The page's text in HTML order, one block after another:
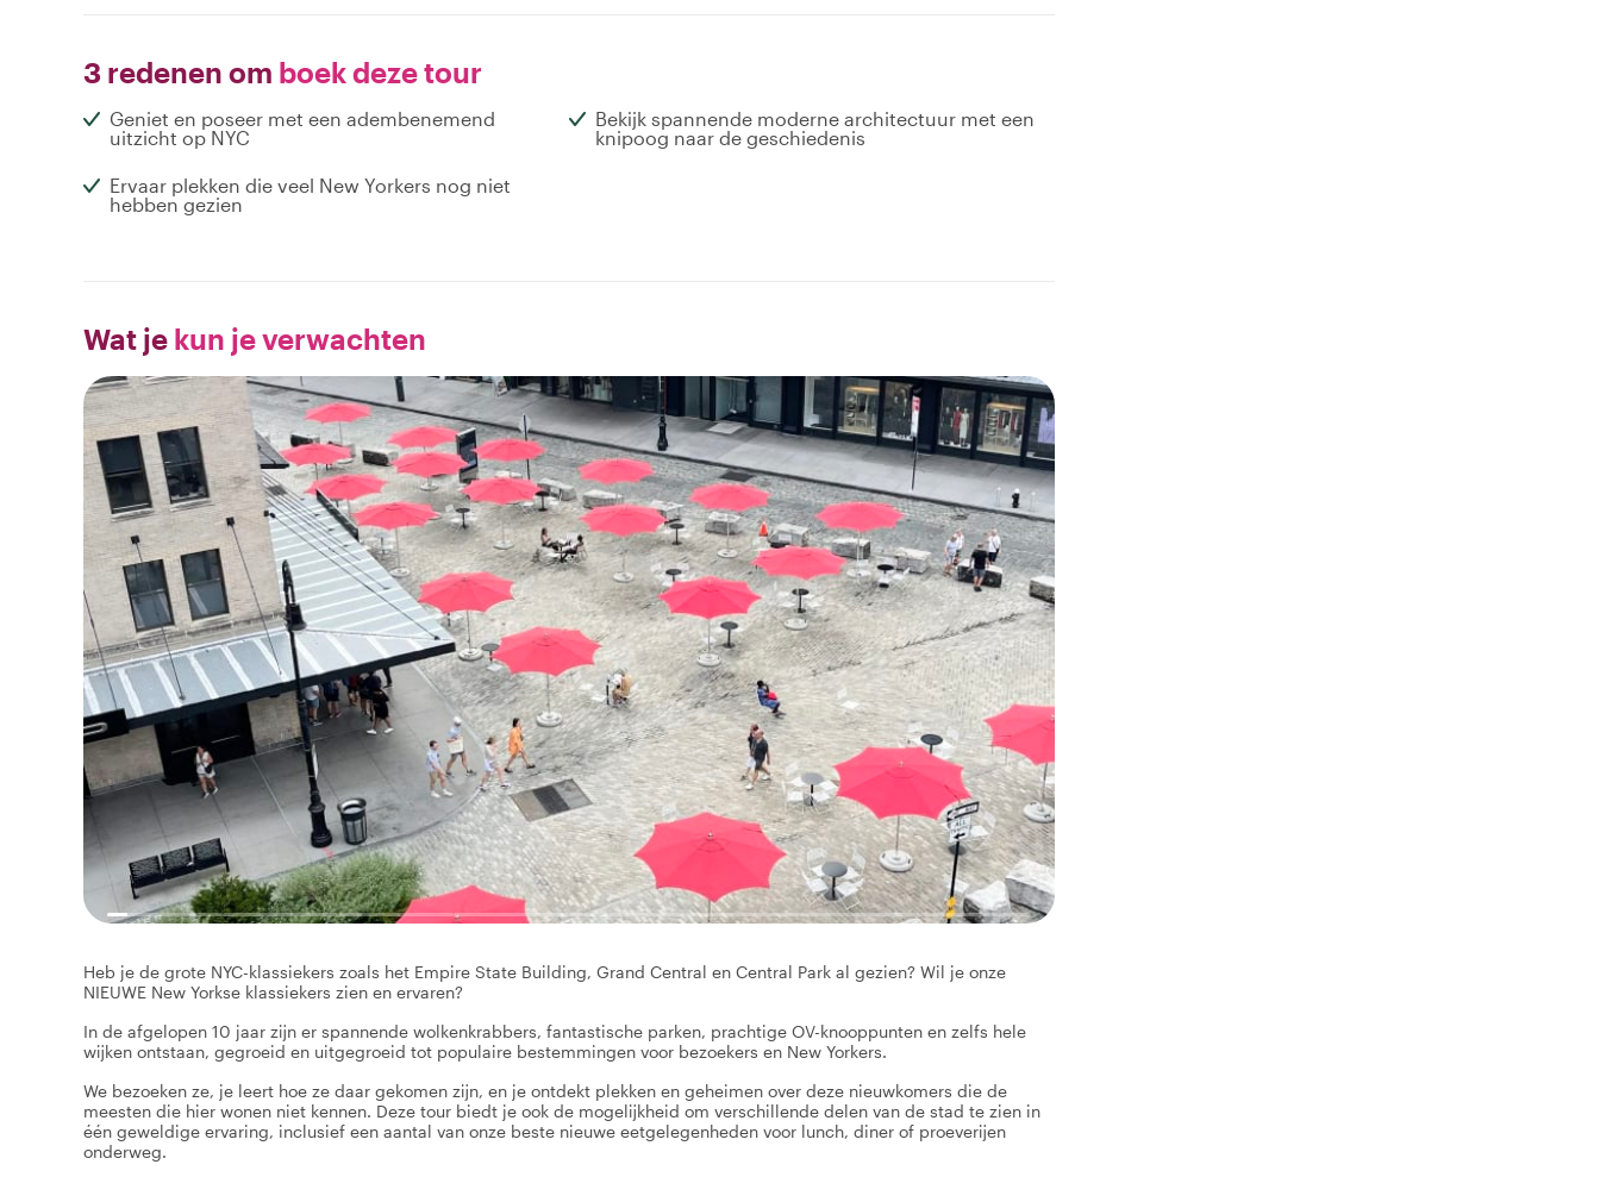
3 redenen om boek deze tour
Geniet en poseer met een adembenemend
uitzicht op NYC
Bekijk spannende moderne architectuur met een
knipoog naar de geschiedenis
Ervaar plekken die veel New Yorkers nog niet
hebben gezien
Wat je kun je verwachten
Heb je de grote NYC-klassiekers zoals het Empire State Building, Grand Central en Central Park al gezien? Wil je onze
NIEUWE New Yorkse klassiekers zien en ervaren?
In de afgelopen 10 jaar zijn er spannende wolkenkrabbers, fantastische parken, prachtige OV-knooppunten en zelfs hele
wijken ontstaan, gegroeid en uitgegroeid tot populaire bestemmingen voor bezoekers en New Yorkers.
We bezoeken ze, je leert hoe ze daar gekomen zijn, en je ontdekt plekken en geheimen over deze nieuwkomers die de
meesten die hier wonen niet kennen. Deze tour biedt je ook de mogelijkheid om verschillende delen van de stad te zien in
één geweldige ervaring, inclusief een aantal van onze beste nieuwe eetgelegenheden voor lunch, diner of proeverijen
onderweg.